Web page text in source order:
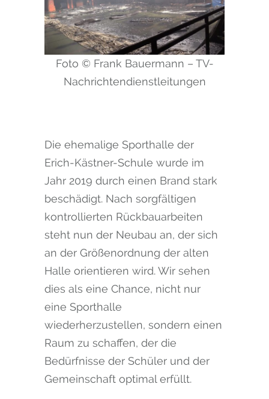
Foto © Frank Bauermann – TV-
Nachrichtendienstleitungen
Die ehemalige Sporthalle der
Erich-Kästner-Schule wurde im
Jahr 2019 durch einen Brand stark
beschädigt. Nach sorgfältigen
kontrollierten Rückbauarbeiten
steht nun der Neubau an, der sich
an der Größenordnung der alten
Halle orientieren wird. Wir sehen
dies als eine Chance, nicht nur
eine Sporthalle
wiederherzustellen, sondern einen
Raum zu schaffen, der die
Bedürfnisse der Schüler und der
Gemeinschaft optimal erfüllt.